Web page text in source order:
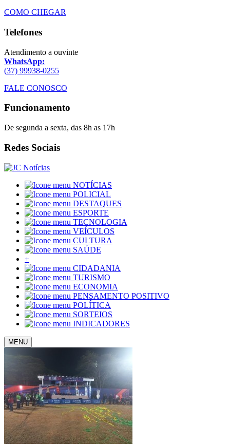
COMO CHEGAR
Telefones
Atendimento a ouvinte
WhatsApp:
(37) 99938-0255
FALE CONOSCO
Funcionamento
De segunda a sexta, das 8h as 17h
Redes Sociais
NOTÍCIAS
POLICIAL
DESTAQUES
ESPORTE
TECNOLOGIA
VEÍCULOS
CULTURA
SAÚDE
+
CIDADANIA
TURISMO
ECONOMIA
PENSAMENTO POSITIVO
POLÍTICA
SORTEIOS
INDICADORES
MENU